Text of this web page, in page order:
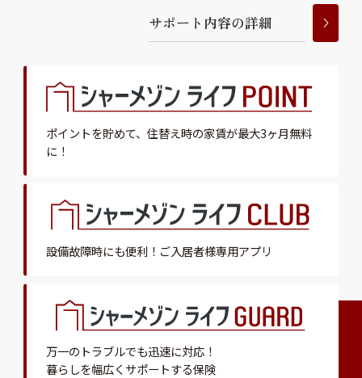
サポー ト 内容の詳細
ポイントを貯めて、 住替え時の家賃が最大3ヶ月無料
に！
設備故障時にも便利！ ご入居者様専用アプリ
万一のトラブルでも迅速に対応！
暮らしを幅広くサポートする保険